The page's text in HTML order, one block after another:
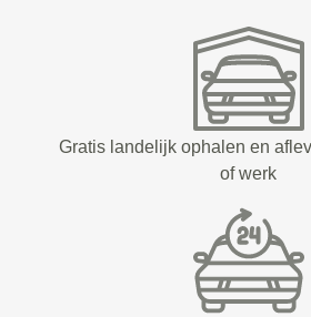
Gratis landelijk ophalen en
of werk